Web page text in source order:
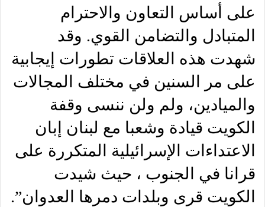
على أساس التعاون والاحترام
المتبادل والتضامن القوي. وقد
شهدت هذه العلاقات تطورات إيجابية
على مر السنين في مختلف المجالات
والميادين، ولم ولن ننسى وقفة
الكويت قيادة وشعبا مع لبنان إبان
الاعتداءات الإسرائيلية المتكررة على
قرانا في الجنوب ، حيث شيدت
الكويت قرى وبلدات دمرها العدوان”.